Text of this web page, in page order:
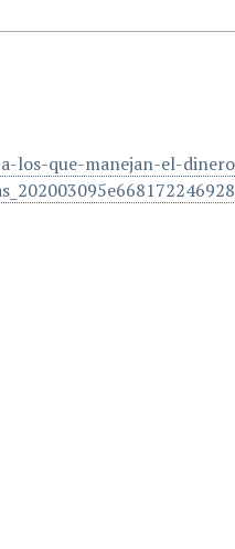
los-que-manejan-el-